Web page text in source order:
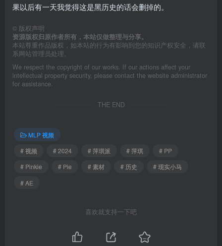
果以后有一天我觉得这是黑历史的话会删掉的。
© 版权声明
资源版权归原作者所有，本站仅做整理与分享。
本站尊重作品版权，如本站的行为有影响到您的知识产权安全，请联
系网站管理员处理。
We respect the copyright of our works. If our actions affect your
intellectual property security, please contact the website administrator
for assistance.
THE END
MLP 视频
# 视频
# 2024 # 萍琪派 # 萍琪
# PP
# Pinkie
# Pie # 素材 # 历史
# 现实小马
# AE
喜欢就支持一下吧